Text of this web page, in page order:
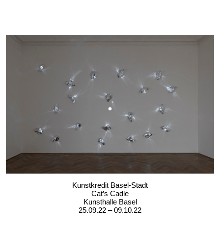
Kunstkredit Basel-Stadt
Cat’s Cadle
Kunsthalle Basel
25.09.22 – 09.10.22